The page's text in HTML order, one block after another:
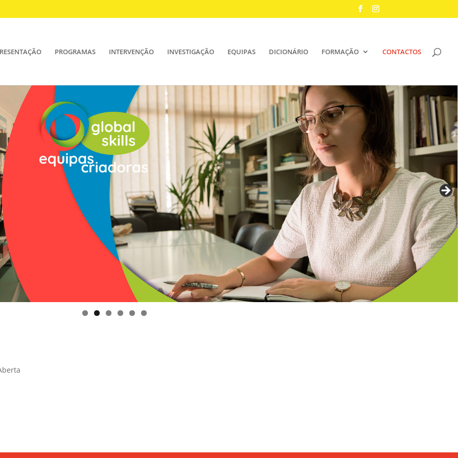
PROGRAMAS INTERVENÇÃO INVESTIGAÇÃO EQUIPAS DICIONÁRIO FORMAÇÃO CONTACTOS